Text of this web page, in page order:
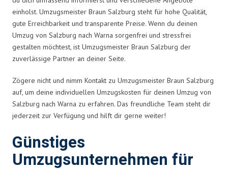
einholst. Umzugsmeister Braun Salzburg steht für hohe Qualität,
gute Erreichbarkeit und transparente Preise. Wenn du deinen
Umzug von Salzburg nach Warna sorgenfrei und stressfrei
gestalten möchtest, ist Umzugsmeister Braun Salzburg der
zuverlässige Partner an deiner Seite.
Zögere nicht und nimm Kontakt zu Umzugsmeister Braun Salzburg
auf, um deine individuellen Umzugskosten für deinen Umzug von
Salzburg nach Warna zu erfahren. Das freundliche Team steht dir
jederzeit zur Verfügung und hilft dir gerne weiter!
Günstiges
Umzugsunternehmen für